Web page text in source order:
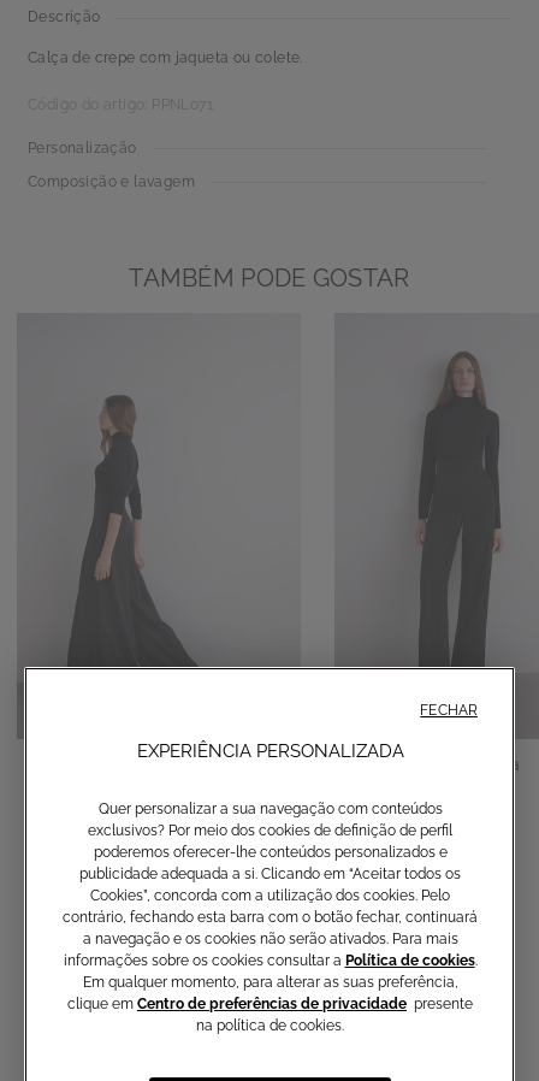
Descrição
Calça de crepe com jaqueta ou colete.
Código do artigo: PPNL071
Personalização
Composição e lavagem
TAMBÉM PODE GOSTAR
Calças de perna reta
120,00 €
EXPERIÊNCIA PERSONALIZADA
Quer personalizar a sua navegação com conteúdos
exclusivos? Por meio dos cookies de definição de perfil
poderemos oferecer-lhe conteúdos personalizados e
publicidade adequada a si. Clicando em “Aceitar todos os
Cookies”, concorda com a utilização dos cookies. Pelo
contrário, fechando esta barra com o botão fechar, continuará
a navegação e os cookies não serão ativados. Para mais
informações sobre os cookies consultar a Política de cookies.
Em qualquer momento, para alterar as suas preferência,
clique em Centro de preferências de privacidade presente
na política de cookies.
FECHAR